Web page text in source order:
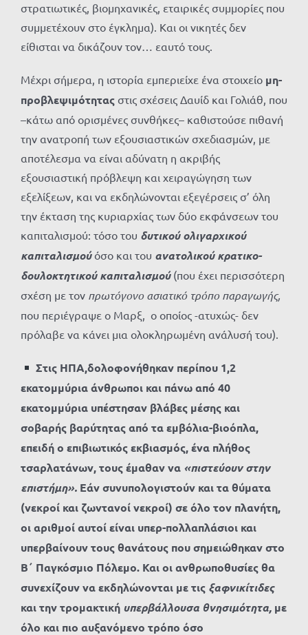
στρατιωτικές, βιομηχανικές, εταιρικές συμμορίες που
συμμετέχουν στο έγκλημα). Και οι νικητές δεν
είθισται να δικάζουν τον… εαυτό τους.
Μέχρι σήμερα, η ιστορία εμπεριείχε ένα στοιχείο μη-
προβλεψιμότητας στις σχέσεις Δαυίδ και Γολιάθ, που
–κάτω από ορισμένες συνθήκες– καθιστούσε πιθανή
την ανατροπή των εξουσιαστικών σχεδιασμών, με
αποτέλεσμα να είναι αδύνατη η ακριβής
εξουσιαστική πρόβλεψη και χειραγώγηση των
εξελίξεων, και να εκδηλώνονται εξεγέρσεις σ’ όλη
την έκταση της κυριαρχίας των δύο εκφάνσεων του
καπιταλισμού: τόσο του δυτικού ολιγαρχικού
καπιταλισμούόσο και του ανατολικού κρατικο-
δουλοκτητικού καπιταλισμού (που έχει περισσότερη
σχέση με τον πρωτόγονο ασιατικό τρόπο παραγωγής,
που περιέγραψε ο Μαρξ, ο οποίος -ατυχώς- δεν
πρόλαβε να κάνει μια ολοκληρωμένη ανάλυσή του).
Στις ΗΠΑ,δολοφονήθηκαν περίπου 1,2
εκατομμύρια άνθρωποι και πάνω από 40
εκατομμύρια υπέστησαν βλάβες μέσης και
σοβαρής βαρύτητας από τα εμβόλια-βιοόπλα,
επειδή ο επιβιωτικός εκβιασμός, ένα πλήθος
τσαρλατάνων, τους έμαθαν να «πιστεύουν στην
επιστήμη». Εάν συνυπολογιστούν και τα θύματα
(νεκροί και ζωντανοί νεκροί) σε όλο τον πλανήτη,
οι αριθμοί αυτοί είναι υπερ-πολλαπλάσιοι και
υπερβαίνουν τους θανάτους που σημειώθηκαν στο
Β΄ Παγκόσμιο Πόλεμο. Και οι ανθρωποθυσίες θα
συνεχίζουν να εκδηλώνονται με τις ξαφνικίτιδες
και την τρομακτική υπερβάλλουσα θνησιμότητα, με
όλο και πιο αυξανόμενο τρόπο όσο